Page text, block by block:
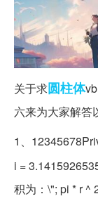
关于求圆柱体
六来为大家解答
1、
i =
积为：\"; pi * r